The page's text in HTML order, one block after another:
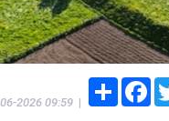
2026 09:59|
Share